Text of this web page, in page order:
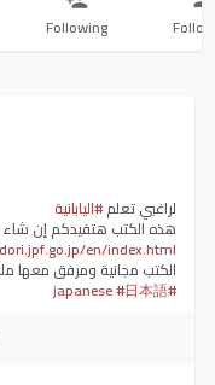
Following
لراغبي تعلم#اليابانية
هذه الكتب هتفيدكم إن شاء
en/index.html
الكتب مجانية ومرفق معها
#japanese
#日本語